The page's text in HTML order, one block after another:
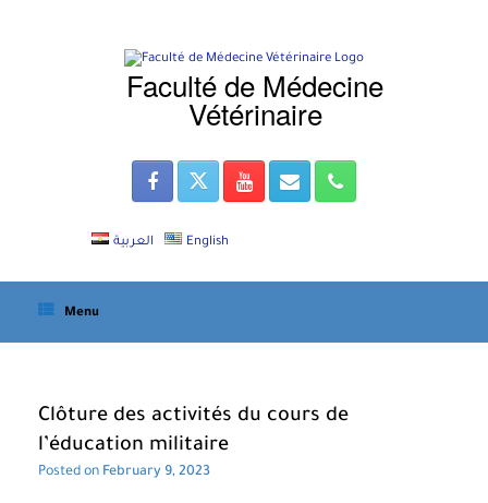
Faculté de Médecine
Vétérinaire
العربية English
Menu
Clôture des activités du cours de
l’éducation militaire
Posted on February 9, 2023